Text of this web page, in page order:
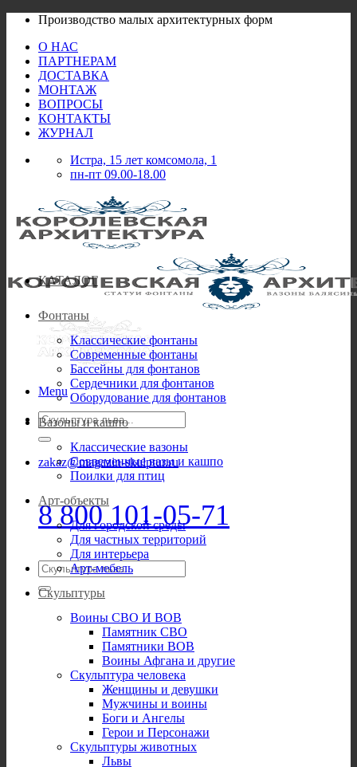
Skip
content
Производство малых архитектурных форм
О НАС
ПАРТНЕРАМ
ДОСТАВКА
МОНТАЖ
ВОПРОСЫ
КОНТАКТЫ
ЖУРНАЛ
Истра, 15 лет комсомола, 1
пн-пт 09.00-18.00
Menu
Искать:
zakaz@magazin-skulptur.ru
8 800 101-05-71
Искать:
КАТАЛОГ
Фонтаны
Классические фонтаны
Современные фонтаны
Бассейны для фонтанов
Сердечники для фонтанов
Оборудование для фонтанов
Вазоны и кашпо
Классические вазоны
Современные вазы и кашпо
Поилки для птиц
Арт-объекты
Для городской среды
Для частных территорий
Для интерьера
Арт-мебель
Скульптуры
Воины СВО И ВОВ
Памятник СВО
Памятники ВОВ
Воины Афгана и другие
Скульптура человека
Женщины и девушки
Мужчины и воины
Боги и Ангелы
Герои и Персонажи
Скульптуры животных
Львы